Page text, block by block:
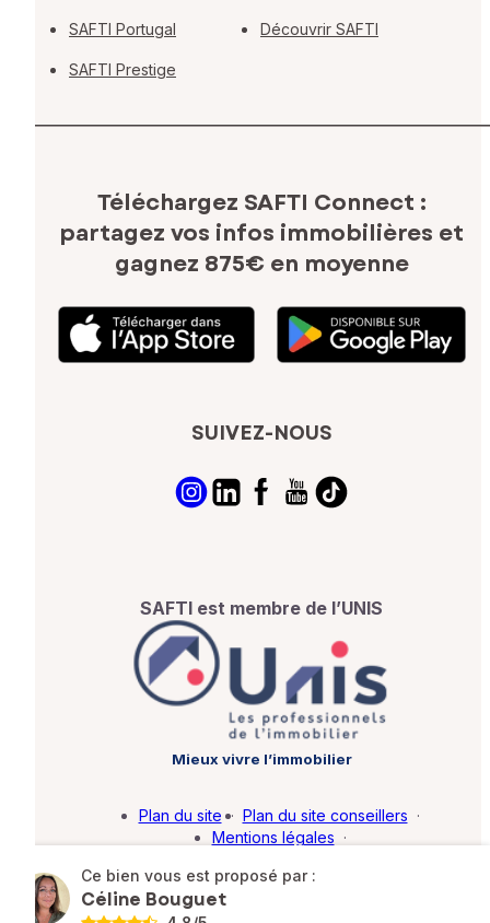
Ce bien vous est proposé par :
Céline Bouguet
SAFTI Portugal
SAFTI Prestige
Découvrir SAFTI
Téléchargez SAFTI Connect :
partagez vos infos immobilières et
gagnez 875€ en moyenne
SUIVEZ-NOUS
SAFTI est membre de l’UNIS
Mieux vivre l’immobilier
Plan du site · Plan du site conseillers ·
Mentions légales ·
Barème d'honoraires · Paramétrer mes cookies